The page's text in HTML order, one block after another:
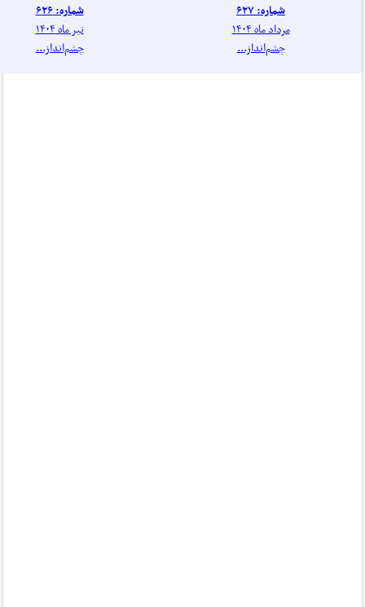
شماره: ۶۲۷
مرداد ماه ۱۴۰۴
چشم‌انداز...
شماره: ۶۲۶
تیر ماه ۱۴۰۴
چشم‌انداز...